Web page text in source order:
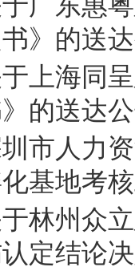
》的送
上海同
的送达
市人力
基地考
林州众
定结论